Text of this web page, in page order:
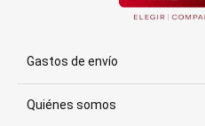
Gastos de envío
Quiénes somos